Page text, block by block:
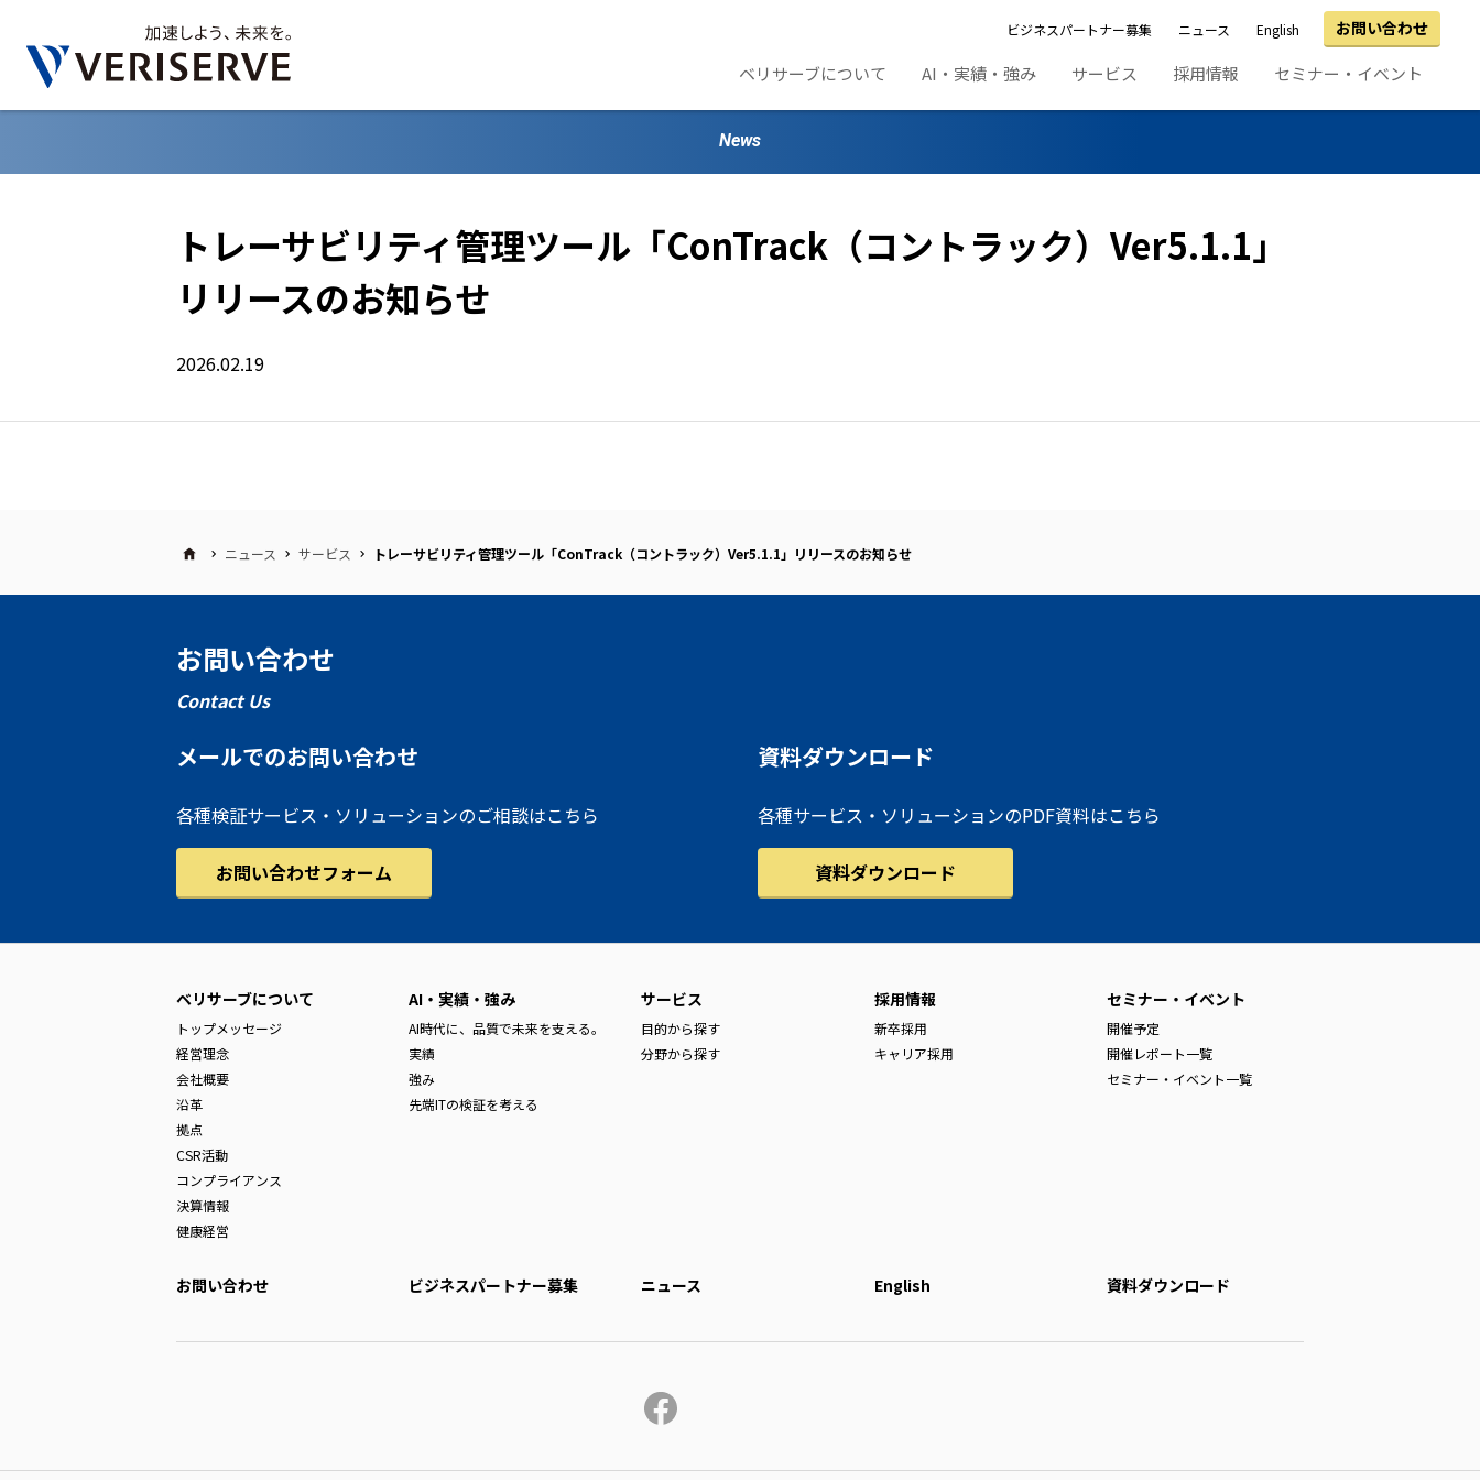
お問い合わせ
ベリサーブについて AI・実績・強み サービス 採用情報 セミナー・イベント
ビジネスパートナー募集 ニュース English
News
トレーサビリティ管理ツール「ConTrack（コントラック）Ver5.1.1」
リリースのお知らせ
2026.02.19
ニュース サービス トレーサビリティ管理ツール「ConTrack（コントラック）Ver5.1.1」リリースのお知らせ
お問い合わせ
Contact Us
メールでのお問い合わせ
各種検証サービス・ソリューションのご相談はこちら
お問い合わせフォーム
資料ダウンロード
各種サービス・ソリューションのPDF資料はこちら
資料ダウンロード
ベリサーブについて
トップメッセージ
経営理念
会社概要
沿革
拠点
CSR活動
コンプライアンス
決算情報
健康経営
AI・実績・強み
AI時代に、品質で未来を支える。
実績
強み
先端ITの検証を考える
サービス
目的から探す
分野から探す
採用情報
新卒採用
キャリア採用
セミナー・イベント
開催予定
開催レポート一覧
セミナー・イベント一覧
お問い合わせ ビジネスパートナー募集 ニュース English 資料ダウンロード